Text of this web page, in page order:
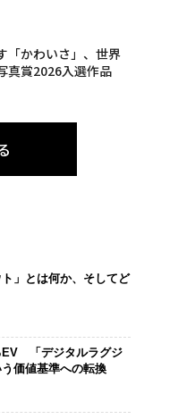
「かわいさ」、世界
真賞2026入選作品
ト」とは何か、そしてど
EV 「デジタルラグジ
価値基準への転換